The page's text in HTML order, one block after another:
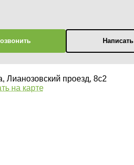
Написать
Лианозовский проезд, 8с2
на карте